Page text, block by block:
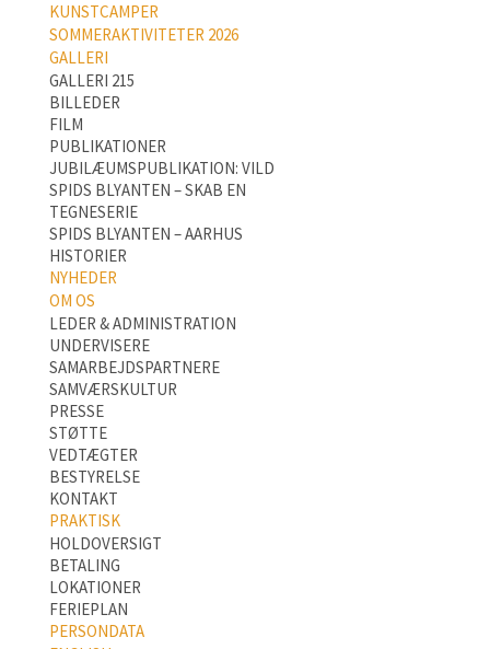
KUNSTCAMPER
SOMMERAKTIVITETER 2026
GALLERI
GALLERI 215
BILLEDER
FILM
PUBLIKATIONER
JUBILÆUMSPUBLIKATION: VILD
SPIDS BLYANTEN – SKAB EN
TEGNESERIE
SPIDS BLYANTEN – AARHUS
HISTORIER
NYHEDER
OM OS
LEDER & ADMINISTRATION
UNDERVISERE
SAMARBEJDSPARTNERE
SAMVÆRSKULTUR
PRESSE
STØTTE
VEDTÆGTER
BESTYRELSE
KONTAKT
PRAKTISK
HOLDOVERSIGT
BETALING
LOKATIONER
FERIEPLAN
PERSONDATA